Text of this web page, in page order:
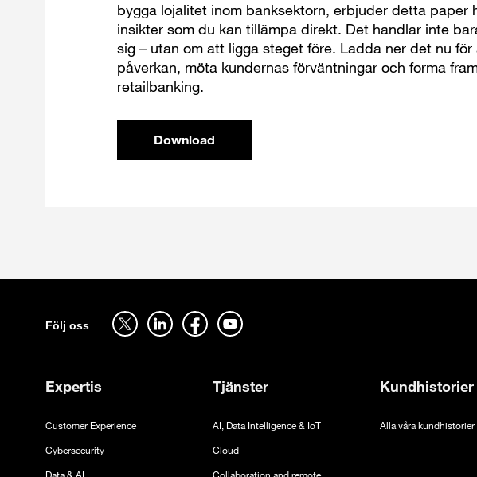
bygga lojalitet inom banksektorn, erbjuder detta paper
insikter som du kan tillämpa direkt. Det handlar inte
sig – utan om att ligga steget före. Ladda ner det nu
påverkan, möta kundernas förväntningar och forma
retailbanking.
Download
Följ oss
Följ oss på twitter - öppnas i en ny flik
Följ oss på linkedin - öppnas i en ny flik
Följ oss på facebook - öppnas i en ny flik
Följ oss på youtube - öppnas i en ny flik
Expertis
Customer Experience
Cybersecurity
Tjänster
AI, Data Intelligence & IoT
Cloud
Kundhistorier
Alla våra kundhistorier